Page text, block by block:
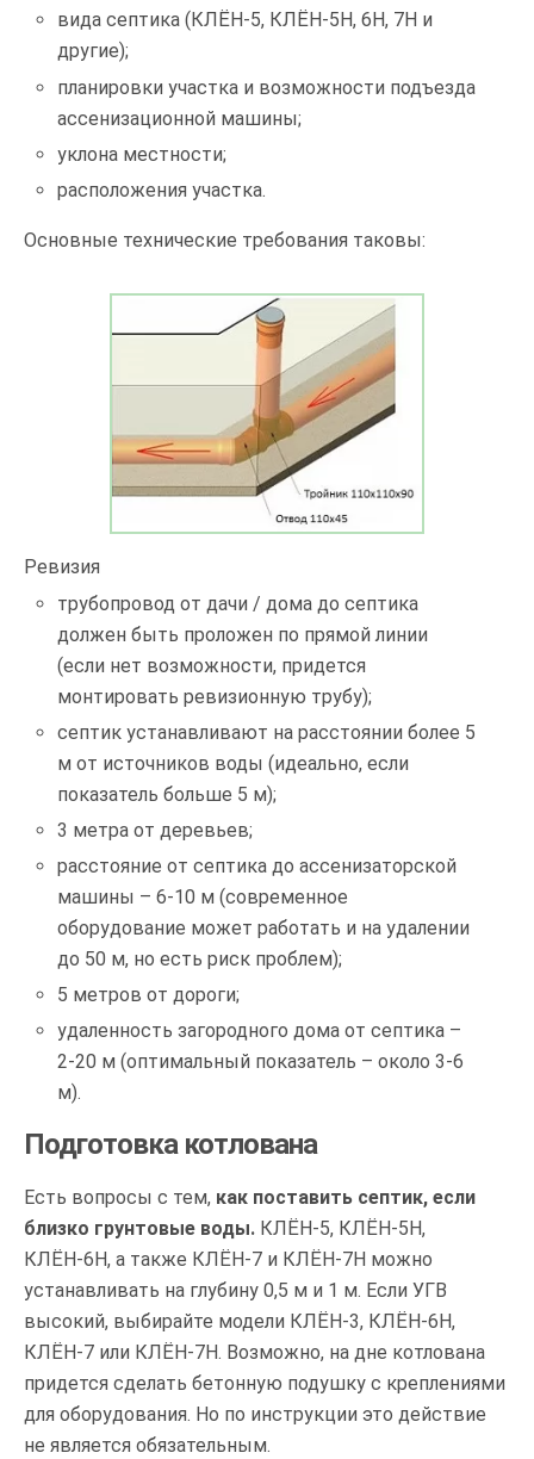
вида септика (КЛЁН-5, КЛЁН-5Н, 6Н, 7Н и
другие);
планировки участка и возможности подъезда
ассенизационной машины;
уклона местности;
расположения участка.
Основные технические требования таковы:
Ревизия
трубопровод от дачи / дома до септика
должен быть проложен по прямой линии
(если нет возможности, придется
монтировать ревизионную трубу);
септик устанавливают на расстоянии более 5
м от источников воды (идеально, если
показатель больше 5 м);
3 метра от деревьев;
расстояние от септика до ассенизаторской
машины – 6-10 м (современное
оборудование может работать и на удалении
до 50 м, но есть риск проблем);
5 метров от дороги;
удаленность загородного дома от септика –
2-20 м (оптимальный показатель – около 3-6
м).
Подготовка котлована
Есть вопросы с тем, как поставить септик, если
близко грунтовые воды. КЛЁН-5, КЛЁН-5Н,
КЛЁН-6Н, а также КЛЁН-7 и КЛЁН-7Н можно
устанавливать на глубину 0,5 м и 1 м. Если УГВ
высокий, выбирайте модели КЛЁН-3, КЛЁН-6Н,
КЛЁН-7 или КЛЁН-7Н. Возможно, на дне котлована
придется сделать бетонную подушку с креплениями
для оборудования. Но по инструкции это действие
не является обязательным.